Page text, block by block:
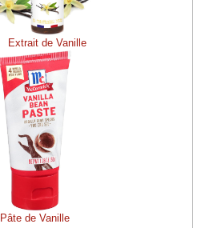
Extrait de Vanille
Pâte de Vanille